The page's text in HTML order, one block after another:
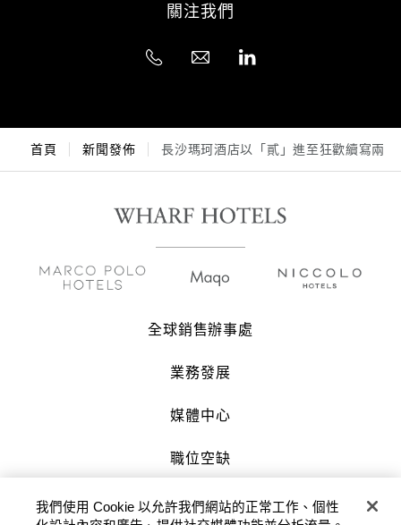
關注我們
首頁 新聞發佈 長沙瑪珂酒店以「貳」進至狂歡續寫兩
全球銷售辦事處
業務發展
媒體中心
職位空缺
聯絡我們
我們使用 Cookie 以允許我們網站的正常工作、個性